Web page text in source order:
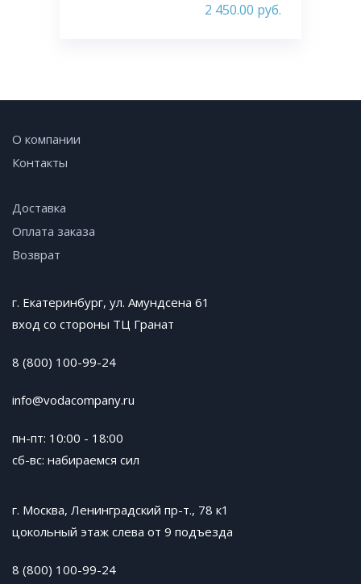
2 450.00 руб.
О компании
Контакты
Доставка
Оплата заказа
Возврат
г. Екатеринбург, ул. Амундсена 61
вход со стороны ТЦ Гранат
8 (800) 100-99-24
info@vodacompany.ru
пн-пт: 10:00 - 18:00
сб-вс: набираемся сил
г. Москва, Ленинградский пр-т., 78 к1
цокольный этаж слева от 9 подъезда
8 (800) 100-99-24